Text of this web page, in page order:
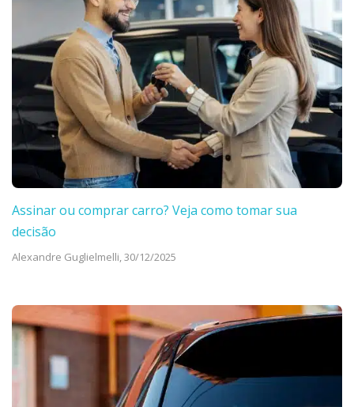
Assinar ou comprar carro? Veja como tomar sua
decisão
Alexandre Guglielmelli,30/12/2025